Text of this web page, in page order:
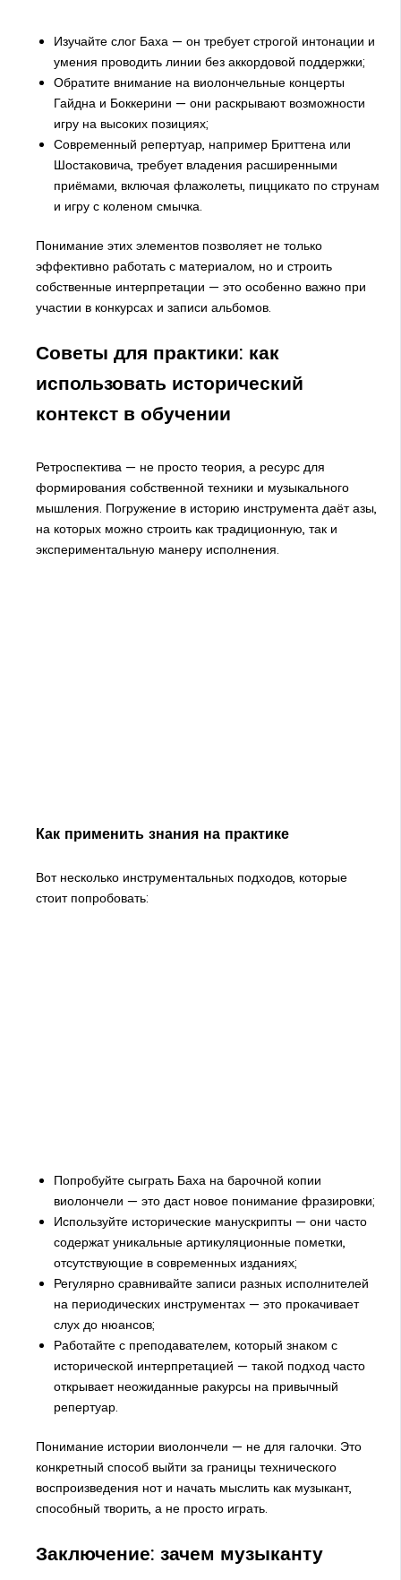
Изучайте слог Баха — он требует строгой интонации и
умения проводить линии без аккордовой поддержки;
Обратите внимание на виолончельные концерты
Гайдна и Боккерини — они раскрывают возможности
игру на высоких позициях;
Современный репертуар, например Бриттена или
Шостаковича, требует владения расширенными
приёмами, включая флажолеты, пиццикато по струнам
и игру с коленом смычка.
Понимание этих элементов позволяет не только
эффективно работать с материалом, но и строить
собственные интерпретации — это особенно важно при
участии в конкурсах и записи альбомов.
Советы для практики: как
использовать исторический
контекст в обучении
Ретроспектива — не просто теория, а ресурс для
формирования собственной техники и музыкального
мышления. Погружение в историю инструмента даёт азы,
на которых можно строить как традиционную, так и
экспериментальную манеру исполнения.
Как применить знания на практике
Вот несколько инструментальных подходов, которые
стоит попробовать:
Попробуйте сыграть Баха на барочной копии
виолончели — это даст новое понимание фразировки;
Используйте исторические манускрипты — они часто
содержат уникальные артикуляционные пометки,
отсутствующие в современных изданиях;
Регулярно сравнивайте записи разных исполнителей
на периодических инструментах — это прокачивает
слух до нюансов;
Работайте с преподавателем, который знаком с
исторической интерпретацией — такой подход часто
открывает неожиданные ракурсы на привычный
репертуар.
Понимание истории виолончели — не для галочки. Это
конкретный способ выйти за границы технического
воспроизведения нот и начать мыслить как музыкант,
способный творить, а не просто играть.
Заключение: зачем музыканту